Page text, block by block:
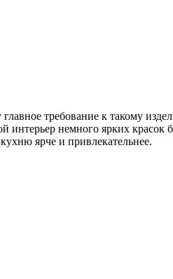
требование к такому
немного ярких красок
ярче и привлекательнее.